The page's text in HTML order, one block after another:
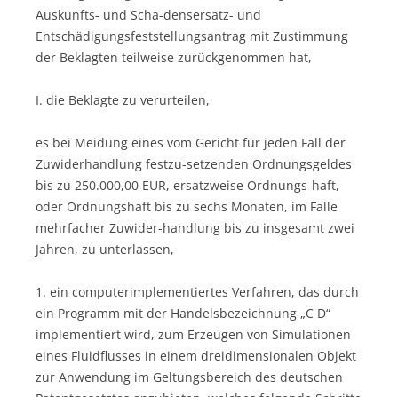
Auskunfts- und Scha-densersatz- und
Entschädigungsfeststellungsantrag mit Zustimmung
der Beklagten teilweise zurückgenommen hat,
I. die Beklagte zu verurteilen,
es bei Meidung eines vom Gericht für jeden Fall der
Zuwiderhandlung festzu-setzenden Ordnungsgeldes
bis zu 250.000,00 EUR, ersatzweise Ordnungs-haft,
oder Ordnungshaft bis zu sechs Monaten, im Falle
mehrfacher Zuwider-handlung bis zu insgesamt zwei
Jahren, zu unterlassen,
1. ein computerimplementiertes Verfahren, das durch
ein Programm mit der Handelsbezeichnung „C D“
implementiert wird, zum Erzeugen von Simulationen
eines Fluidflusses in einem dreidimensionalen Objekt
zur Anwendung im Geltungsbereich des deutschen